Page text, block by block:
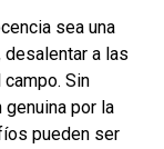
sea una
desalentar a las
Sin
genuina por la
pueden ser